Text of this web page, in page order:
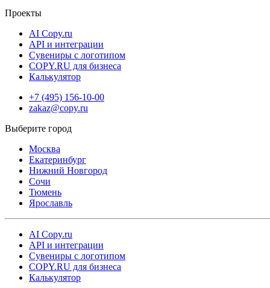
Проекты
AI Copy.ru
API и интеграции
Сувениры с логотипом
COPY.RU для бизнеса
Калькулятор
+7 (495) 156-10-00
zakaz@copy.ru
Москва
Екатеринбург
Нижний Новгород
Сочи
Тюмень
Ярославль
AI Copy.ru
API и интеграции
Сувениры с логотипом
COPY.RU для бизнеса
Калькулятор